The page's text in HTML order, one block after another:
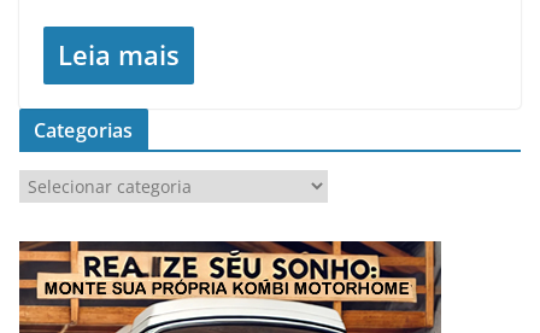
Leia mais
Categorias
a
e
g
o